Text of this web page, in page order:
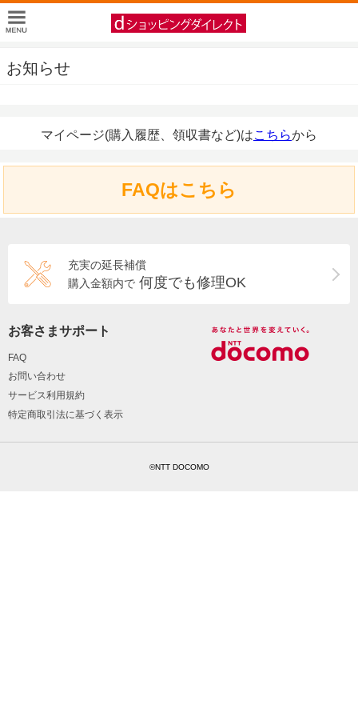
お知らせ
マイページ(購入履歴、領収書など)はこちらから
FAQはこちら
充実の延長補償
購入金額内で 何度でも修理OK
お客さまサポート
FAQ
お問い合わせ
サービス利用規約
特定商取引法に基づく表示
©NTT DOCOMO